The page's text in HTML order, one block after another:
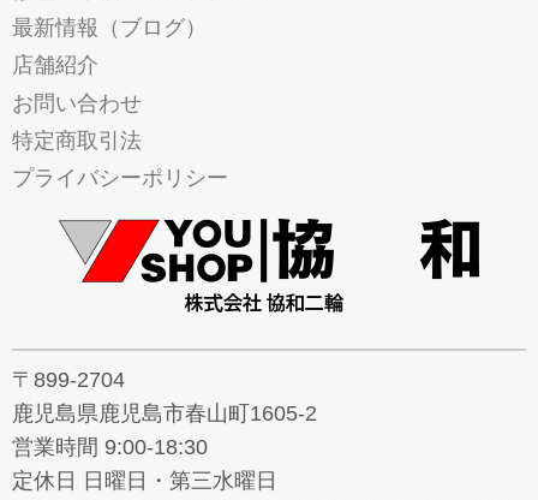
最新情報（ブログ）
店舗紹介
お問い合わせ
特定商取引法
プライバシーポリシー
〒899-2704
鹿児島県鹿児島市春山町1605-2
営業時間 9:00-18:30
定休日 日曜日・第三水曜日